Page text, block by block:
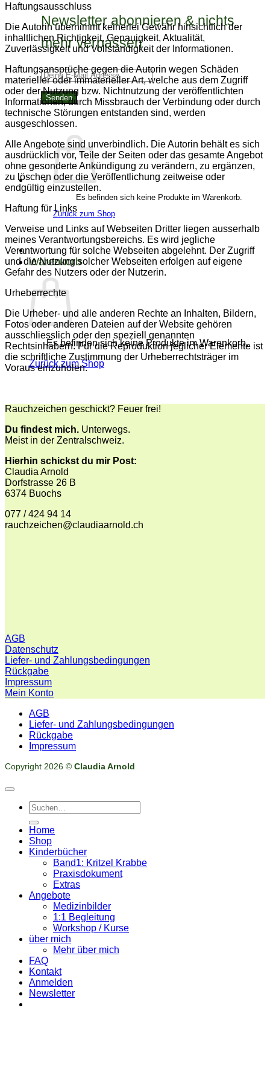
Newsletter abonnieren & nichts
mehr verpassen
Es befinden sich keine Produkte im Warenkorb.
Zurück zum Shop
Warenkorb
Es befinden sich keine Produkte im Warenkorb.
Zurück zum Shop
Haftungsausschluss
Die Autorin übernimmt keinerlei Gewähr hinsichtlich der
inhaltlichen Richtigkeit, Genauigkeit, Aktualität,
Zuverlässigkeit und Vollständigkeit der Informationen.
Haftungsansprüche gegen die Autorin wegen Schäden
materieller oder immaterieller Art, welche aus dem Zugriff
oder der Nutzung bzw. Nichtnutzung der veröffentlichten
Informationen, durch Missbrauch der Verbindung oder durch
technische Störungen entstanden sind, werden
ausgeschlossen.
Alle Angebote sind unverbindlich. Die Autorin behält es sich
ausdrücklich vor, Teile der Seiten oder das gesamte Angebot
ohne gesonderte Ankündigung zu verändern, zu ergänzen,
zu löschen oder die Veröffentlichung zeitweise oder
endgültig einzustellen.
Haftung für Links
Verweise und Links auf Webseiten Dritter liegen ausserhalb
meines Verantwortungsbereichs. Es wird jegliche
Verantwortung für solche Webseiten abgelehnt. Der Zugriff
und die Nutzung solcher Webseiten erfolgen auf eigene
Gefahr des Nutzers oder der Nutzerin.
Urheberrechte
Die Urheber- und alle anderen Rechte an Inhalten, Bildern,
Fotos oder anderen Dateien auf der Website gehören
ausschliesslich oder den speziell genannten
Rechtsinhabern. Für die Reproduktion jeglicher Elemente ist
die schriftliche Zustimmung der Urheberrechtsträger im
Voraus einzuholen.
Rauchzeichen geschickt? Feuer frei!
Du findest mich. Unterwegs.
Meist in der Zentralschweiz.
Hierhin schickst du mir Post:
Claudia Arnold
Dorfstrasse 26 B
6374 Buochs
077 / 424 94 14
rauchzeichen@claudiaarnold.ch
AGB
Datenschutz
Liefer- und Zahlungsbedingungen
Rückgabe
Impressum
Mein Konto
AGB
Liefer- und Zahlungsbedingungen
Rückgabe
Impressum
Copyright 2026 © Claudia Arnold
Suchen
nach:
Home
Shop
Kinderbücher
Band1: Kritzel Krabbe
Praxisdokument
Extras
Angebote
Medizinbilder
1:1 Begleitung
Workshop / Kurse
über mich
Mehr über mich
FAQ
Kontakt
Anmelden
Newsletter